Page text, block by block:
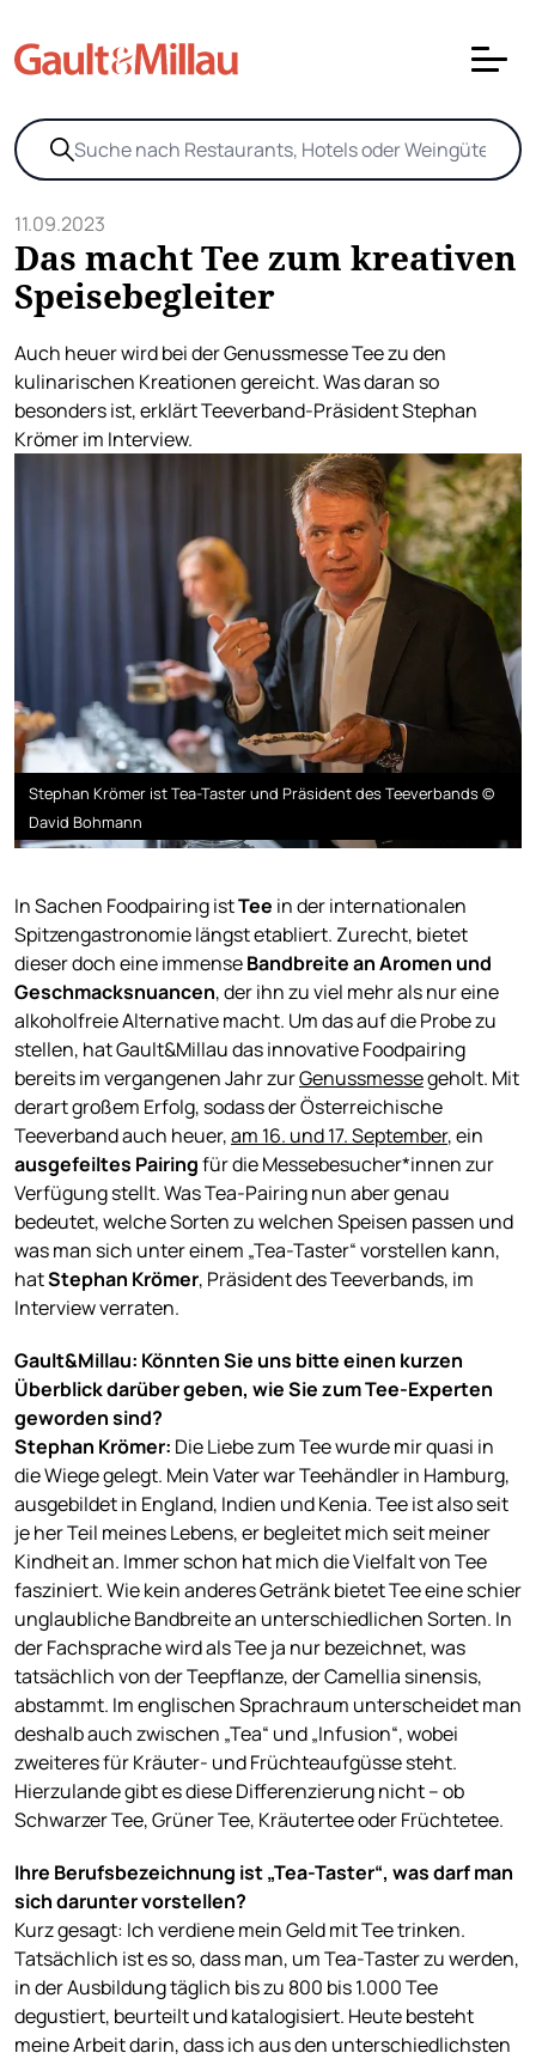
11.09.2023
Das macht Tee zum kreativen
Speisebegleiter
Auch heuer wird bei der Genussmesse Tee zu den
kulinarischen Kreationen gereicht. Was daran so
besonders ist, erklärt Teeverband-Präsident Stephan
Krömer im Interview.
Stephan Krömer ist Tea-Taster und Präsident des Teeverbands ©
David Bohmann
In Sachen Foodpairing istTee in der internationalen
Spitzengastronomie längst etabliert. Zurecht, bietet
dieser doch eine immenseBandbreite an Aromen und
Geschmacksnuancen, der ihn zu viel mehr als nur eine
alkoholfreie Alternative macht. Um das auf die Probe zu
stellen, hat Gault&Millau das innovative Foodpairing
bereits im vergangenen Jahr zurGenussmessegeholt. Mit
derart großem Erfolg, sodass der Österreichische
Teeverband auch heuer,am 16. und 17. September, ein
ausgefeiltes Pairingfür die Messebesucher*innen zur
Verfügung stellt. Was Tea-Pairing nun aber genau
bedeutet, welche Sorten zu welchen Speisen passen und
was man sich unter einem „Tea-Taster“ vorstellen kann,
hatStephan Krömer, Präsident des Teeverbands, im
Interview verraten.
Gault&Millau: Könnten Sie uns bitte einen kurzen
Überblick darüber geben, wie Sie zum Tee-Experten
geworden sind?
Stephan Krömer: Die Liebe zum Tee wurde mir quasi in
die Wiege gelegt. Mein Vater war Teehändler in Hamburg,
ausgebildet in England, Indien und Kenia. Tee ist also seit
je her Teil meines Lebens, er begleitet mich seit meiner
Kindheit an. Immer schon hat mich die Vielfalt von Tee
fasziniert. Wie kein anderes Getränk bietet Tee eine schier
unglaubliche Bandbreite an unterschiedlichen Sorten. In
der Fachsprache wird als Tee ja nur bezeichnet, was
tatsächlich von der Teepflanze, der Camellia sinensis,
abstammt. Im englischen Sprachraum unterscheidet man
deshalb auch zwischen „Tea“ und „Infusion“, wobei
zweiteres für Kräuter- und Früchteaufgüsse steht.
Hierzulande gibt es diese Differenzierung nicht – ob
Schwarzer Tee, Grüner Tee, Kräutertee oder Früchtetee.
Ihre Berufsbezeichnung ist „Tea-Taster“, was darf man
sich darunter vorstellen?
Kurz gesagt: Ich verdiene mein Geld mit Tee trinken.
Tatsächlich ist es so, dass man, um Tea-Taster zu werden,
in der Ausbildung täglich bis zu 800 bis 1.000 Tee
degustiert, beurteilt und katalogisiert. Heute besteht
meine Arbeit darin, dass ich aus den unterschiedlichsten